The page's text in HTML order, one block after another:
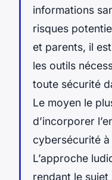
informations
risques
et parents, il
les outils
toute sécurité
Le moyen le
d’incorporer
cybersécurité
L’approche
rendant le